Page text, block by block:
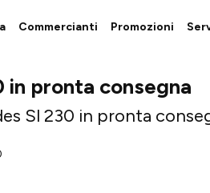
Commercianti Promozioni
in pronta consegna
Sl 230 in pronta